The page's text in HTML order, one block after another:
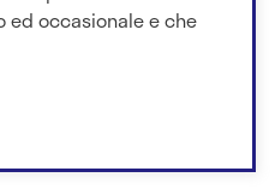
ed occasionale e che